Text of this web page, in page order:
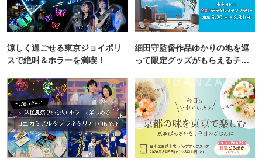
涼しく過ごせる東京ジョイポリ
スで絶叫＆ホラーを満喫！
細田守監督作品ゆかりの地を巡
って限定グッズがもらえるチャ